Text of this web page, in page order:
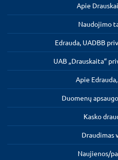
Apie
Naudojimo
Edrauda, UADBB
UAB „Drauskaita“
Apie
Duomenų
Kasko
Draudimas
Naujienos/